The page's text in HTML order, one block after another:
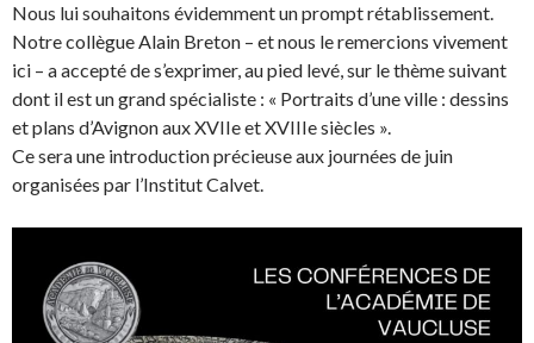
Nous lui souhaitons évidemment un prompt rétablissement.
Notre collègue Alain Breton – et nous le remercions vivement
ici – a accepté de s’exprimer, au pied levé, sur le thème suivant
dont il est un grand spécialiste : « Portraits d’une ville : dessins
et plans d’Avignon aux XVIIe et XVIIIe siècles ».
Ce sera une introduction précieuse aux journées de juin
organisées par l’Institut Calvet.